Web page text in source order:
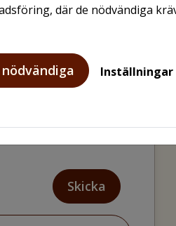
Skicka
där de nödvändiga
Inställningar